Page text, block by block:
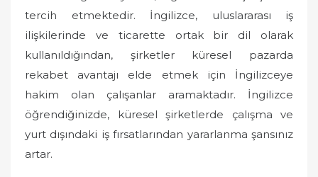
tercih etmektedir. İngilizce, uluslararası iş
ilişkilerinde ve ticarette ortak bir dil olarak
kullanıldığından, şirketler küresel pazarda
rekabet avantajı elde etmek için İngilizceye
hakim olan çalışanlar aramaktadır. İngilizce
öğrendiğinizde, küresel şirketlerde çalışma ve
yurt dışındaki iş fırsatlarından yararlanma şansınız
artar.